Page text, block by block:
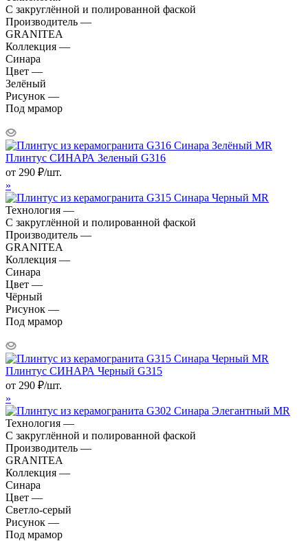
С закруглённой и полированной фаской
Производитель —
GRANITEA
Коллекция —
Синара
Цвет —
Зелёный
Рисунок —
Под мрамор
Плинтус СИНАРА Зеленый G316
от 290 ₽/шт.
»
Технология —
С закруглённой и полированной фаской
Производитель —
GRANITEA
Коллекция —
Синара
Цвет —
Чёрный
Рисунок —
Под мрамор
Плинтус СИНАРА Черный G315
от 290 ₽/шт.
»
Технология —
С закруглённой и полированной фаской
Производитель —
GRANITEA
Коллекция —
Синара
Цвет —
Светло-серый
Рисунок —
Под мрамор